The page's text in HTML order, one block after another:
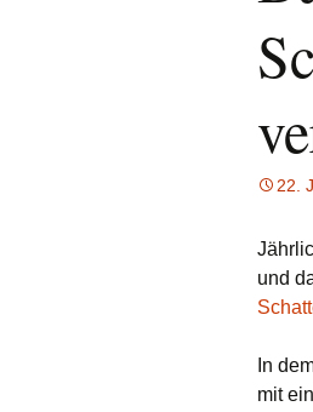
22.
und
In
mit